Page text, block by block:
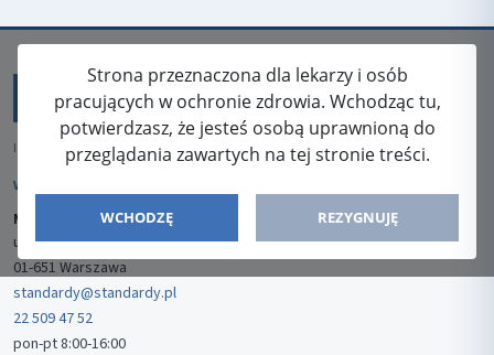
Strona przeznaczona dla lekarzy i osób
pracujących w ochronie zdrowia. Wchodząc tu,
potwierdzasz, że jesteś osobą uprawnioną do
przeglądania zawartych na tej stronie treści.
WCHODZĘ REZYGNUJĘ
ISSN: 2080-5438
WYDAWCA
Media-Press Sp. z o.o.
ul. Gwiaździsta 7B/8
01-651 Warszawa
standardy@standardy.pl
22 509 47 52
pon-pt 8:00-16:00